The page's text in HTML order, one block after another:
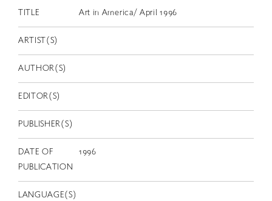
JP
TITLE Art in America/ April 1996
ARTIST(S)
AUTHOR(S)
EDITOR(S)
PUBLISHER(S)
DATE OF
PUBLICATION
1996
LANGUAGE(S)